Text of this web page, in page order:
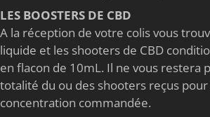
LES BOOSTERS DE CBD
A la réception de votre colis vous
liquide et les shooters de CBD
en flacon de 10mL. Il ne vous restera
totalité du ou des shooters reçus pour
concentration commandée.